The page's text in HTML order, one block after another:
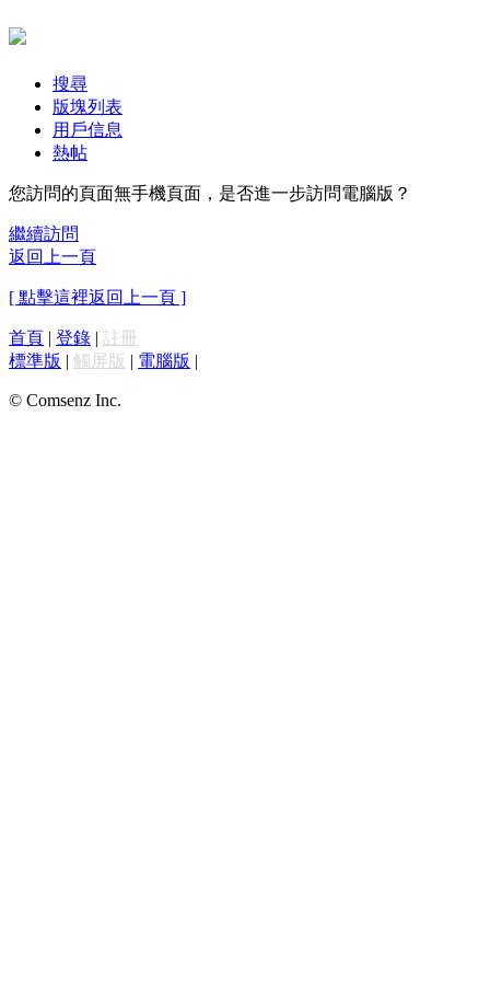
搜尋
版塊列表
用戶信息
熱帖
您訪問的頁面無手機頁面，是否進一步訪問電腦版？
繼續訪問
返回上一頁
[ 點擊這裡返回上一頁 ]
首頁 | 登錄 | 註冊
標準版 | 觸屏版 | 電腦版 |
© Comsenz Inc.